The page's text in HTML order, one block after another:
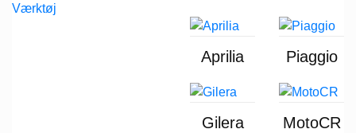
Værktøj
Aprilia Piaggio
Gilera MotoCR